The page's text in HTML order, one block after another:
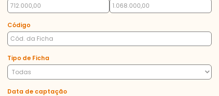
Código
Tipo de Ficha
Data de captação